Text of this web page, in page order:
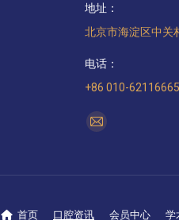
地址：
北京市海淀区中关
电话：
+86 010-62116665
找到我们：
Mail
opens
new
首页 口腔资讯 会员中心 学